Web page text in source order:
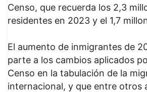
Censo, que recuerda los 2,3
residentes en 2023 y el 1,7
El aumento de inmigrantes de
parte a los cambios aplicados
Censo en la tabulación de la
internacional, y que entre otros